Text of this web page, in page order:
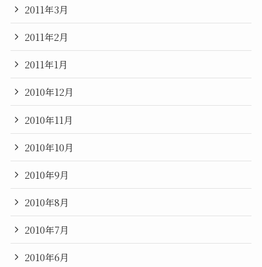
2011年3月
2011年2月
2011年1月
2010年12月
2010年11月
2010年10月
2010年9月
2010年8月
2010年7月
2010年6月